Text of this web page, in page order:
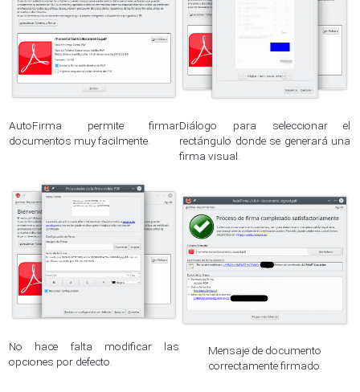
AutoFirma permite firmar
documentos muy facilmente.
Diálogo para seleccionar el
rectángulo donde se generará una
firma visual.
No hace falta modificar las
opciones por defecto.
Mensaje de documento
correctamente firmado.